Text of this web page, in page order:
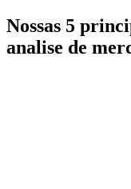
Nossas 5
analise de